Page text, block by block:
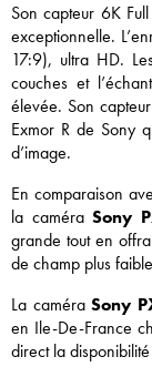
Son capteur 6K
exceptionnelle.
17:9), ultra HD.
couches et
élevée. Son
Exmor R de Sony
d’image.
En comparaison
la caméraSony
grande tout en
de champ plus
La caméraSony
en Ile-De-France
direct la